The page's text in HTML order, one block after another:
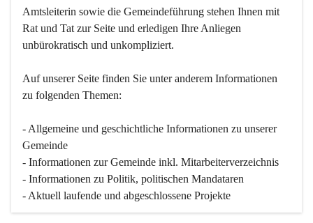
Amtsleiterin sowie die Gemeindeführung stehen Ihnen mit
Rat und Tat zur Seite und erledigen Ihre Anliegen
unbürokratisch und unkompliziert.
Auf unserer Seite finden Sie un­ter an­de­rem Informationen
zu folgenden Themen:
- Allgemeine und geschichtliche Informationen zu unserer
Gemeinde
- Informationen zur Gemeinde inkl. Mitarbeiterverzeichnis
- Informationen zu Politik, politischen Mandataren
- Aktuell laufende und abgeschlossene Projekte